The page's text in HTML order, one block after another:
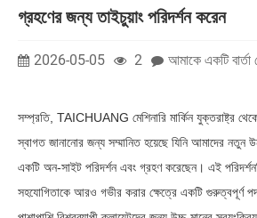
গ্রহণের জন্য তাইচুয়াং পরিদর্শন করেন
2026-05-05 2 আমাকে একটি বার্তা
সম্প্রতি, TAICHUANG মেশিনারি মার্কিন যুক্তরাষ্ট্র
স্বাগত জানানোর জন্য সম্মানিত হয়েছে যিনি আমাদের নতুন
একটি অন-সাইট পরিদর্শন এবং গ্রহণ করেছেন। এই
সহযোগিতাকে আরও গভীর করার ক্ষেত্রে একটি গুরুত্বপূর্ণ